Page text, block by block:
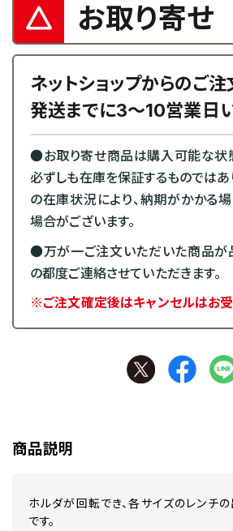
お取り寄せ
ネットショップからのご注
発送までに3～10営業日い
●お取り寄せ商品は購入可能な状
必ずしも在庫を保証するものではあ
の在庫状況により、納期がかかる
場合がございます。
●万が一ご注文いただいた商品が
の都度ご連絡させていただきます。
※ご注文確定後はキャンセルはお受
商品説明
ホルダが回転でき、各サイズのレンチ
です。